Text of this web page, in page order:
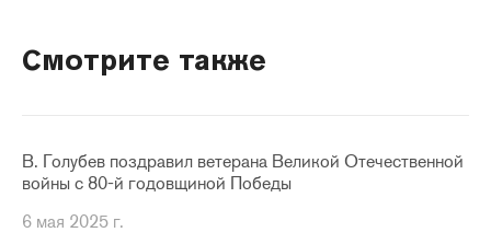
Смотрите также
В. Голубев поздравил ветерана Великой Отечественной
войны с 80-й годовщиной Победы
6 мая 2025 г.